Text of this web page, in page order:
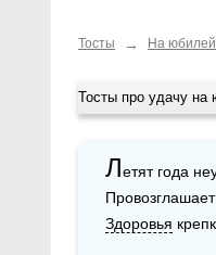
Тосты → На юбилей
Тосты про удачу на
Летят года
Провозглашает
Здоровья